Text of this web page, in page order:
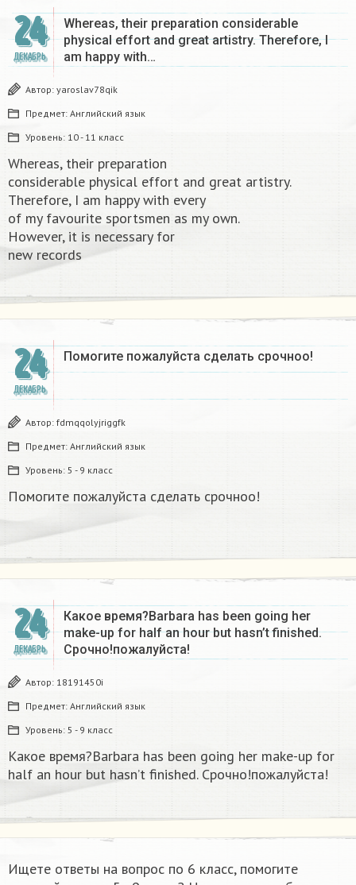
24
ДЕКАБРЬ
Whereas, their preparation considerable
physical effort and great artistry. Therefore, I
am happy with…
Автор: yaroslav78qik
Предмет: Английский язык
Уровень: 10 - 11 класс
Whereas, their preparation
considerable physical effort and great artistry.
Therefore, I am happy with every
of my favourite sportsmen as my own.
However, it is necessary for
new records​
24
ДЕКАБРЬ
Помогите пожалуйста сделать срочноо! ​
Автор: fdmqqolyjriggfk
Предмет: Английский язык
Уровень: 5 - 9 класс
Помогите пожалуйста сделать срочноо!
24
ДЕКАБРЬ
Какое время?Barbara has been going her
make-up for half an hour but hasn’t finished.
Срочно!пожалуйста!
Автор: 18191450i
Предмет: Английский язык
Уровень: 5 - 9 класс
Какое время?Barbara has been going her make-up for
half an hour but hasn’t finished. Срочно!пожалуйста!
Ищете ответы на вопрос по 6 класс, помогите